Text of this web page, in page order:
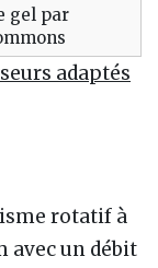
gel par
adaptés
rotatif à
avec un débit